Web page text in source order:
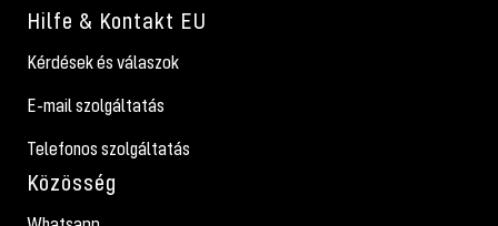
Hilfe & Kontakt EU
Kérdések és válaszok
E-mail szolgáltatás
Telefonos szolgáltatás
Közösség